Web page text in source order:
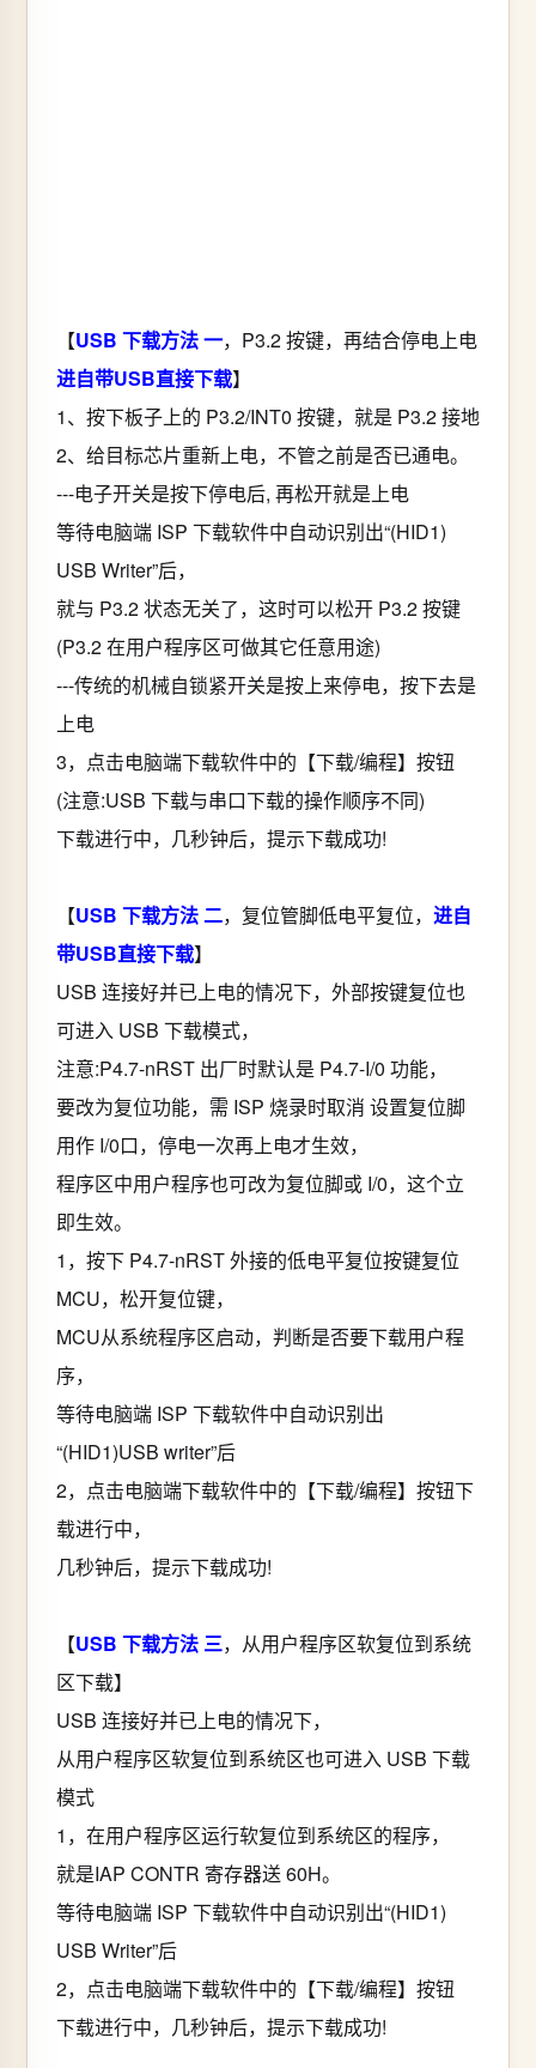
【USB 下载方法 一，P3.2 按键，再结合停电上电
进自带USB直接下载】
1、按下板子上的 P3.2/INT0 按键，就是 P3.2 接地
2、给目标芯片重新上电，不管之前是否已通电。
---电子开关是按下停电后, 再松开就是上电
等待电脑端 ISP 下载软件中自动识别出“(HID1)
USB Writer”后，
就与 P3.2 状态无关了，这时可以松开 P3.2 按键
(P3.2 在用户程序区可做其它任意用途)
---传统的机械自锁紧开关是按上来停电，按下去是
上电
3，点击电脑端下载软件中的【下载/编程】按钮
(注意:USB 下载与串口下载的操作顺序不同)
下载进行中，几秒钟后，提示下载成功!
【USB 下载方法 二，复位管脚低电平复位， 进自
带USB直接下载】
USB 连接好并已上电的情况下，外部按键复位也
可进入 USB 下载模式，
注意:P4.7-nRST 出厂时默认是 P4.7-I/0 功能，
要改为复位功能，需 ISP 烧录时取消 设置复位脚
用作 I/0口，停电一次再上电才生效，
程序区中用户程序也可改为复位脚或 I/0，这个立
即生效。
1，按下 P4.7-nRST 外接的低电平复位按键复位
MCU，松开复位键，
MCU从系统程序区启动，判断是否要下载用户程
序，
等待电脑端 ISP 下载软件中自动识别出
“(HID1)USB writer”后
2，点击电脑端下载软件中的【下载/编程】按钮下
载进行中，
几秒钟后，提示下载成功!
【USB 下载方法 三，从用户程序区软复位到系统
区下载】
USB 连接好并已上电的情况下，
从用户程序区软复位到系统区也可进入 USB 下载
模式
1，在用户程序区运行软复位到系统区的程序，
就是IAP CONTR 寄存器送 60H。
等待电脑端 ISP 下载软件中自动识别出“(HID1)
USB Writer”后
2，点击电脑端下载软件中的【下载/编程】按钮
下载进行中，几秒钟后，提示下载成功!